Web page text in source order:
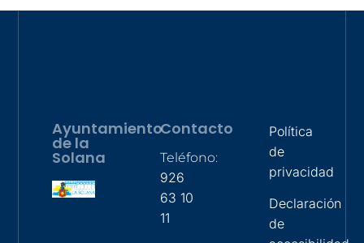
Ayuntamiento
de la
Solana
Contacto
Teléfono:
926
63 10
11
Política
de
privacidad
Declaración
de